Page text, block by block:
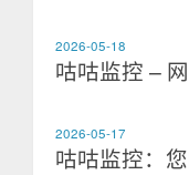
2026-05-18
咕咕监控 –
2026-05-17
咕咕监控：